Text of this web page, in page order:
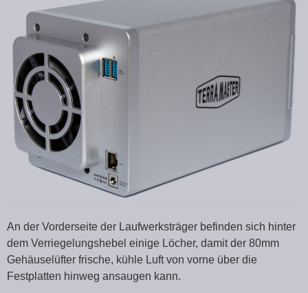
An der Vorderseite der Laufwerksträger befinden sich hinter
dem Verriegelungshebel einige Löcher, damit der 80mm
Gehäuselüfter frische, kühle Luft von vorne über die
Festplatten hinweg ansaugen kann.